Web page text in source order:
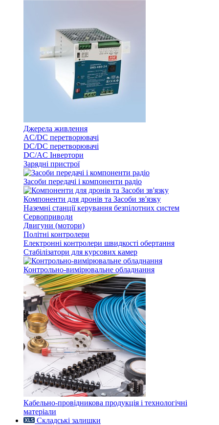
Джерела живлення
AC/DC перетворювачі
DC/DC перетворювачі
DC/AC Інвертори
Зарядні пристрої
Засоби передачі і компоненти радіо
Компоненти для дронів та Засоби зв'язку
Наземні станції керування безпілотних систем
Сервоприводи
Двигуни (мотори)
Політні контролери
Електронні контролери швидкості обертання
Стабілізатори для курсових камер
Контрольно-вимірювальне обладнання
Кабельно-провідникова продукція і технологічні
матеріали
Складські залишки